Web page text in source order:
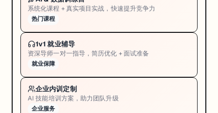
系统化课程 + 真实项目实战，快速提升竞争力
热门课程
1v1 就业辅导
资深导师一对一指导，简历优化 + 面试准备
就业保障
企业内训定制
AI 技能培训方案，助力团队升级
企业服务